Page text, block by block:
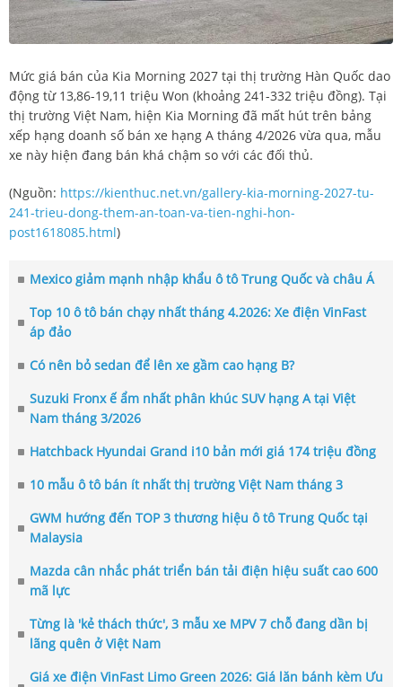
Mức giá bán của Kia Morning 2027 tại thị trường Hàn Quốc dao
động từ 13,86-19,11 triệu Won (khoảng 241-332 triệu đồng). Tại
thị trường Việt Nam, hiện Kia Morning đã mất hút trên bảng
xếp hạng doanh số bán xe hạng A tháng 4/2026 vừa qua, mẫu
xe này hiện đang bán khá chậm so với các đối thủ.
(Nguồn: https://kienthuc.net.vn/gallery-kia-morning-2027-tu-
241-trieu-dong-them-an-toan-va-tien-nghi-hon-
post1618085.html)
Mexico giảm mạnh nhập khẩu ô tô Trung Quốc và châu Á
Top 10 ô tô bán chạy nhất tháng 4.2026: Xe điện VinFast
áp đảo
Có nên bỏ sedan để lên xe gầm cao hạng B?
Suzuki Fronx ế ẩm nhất phân khúc SUV hạng A tại Việt
Nam tháng 3/2026
Hatchback Hyundai Grand i10 bản mới giá 174 triệu đồng
10 mẫu ô tô bán ít nhất thị trường Việt Nam tháng 3
GWM hướng đến TOP 3 thương hiệu ô tô Trung Quốc tại
Malaysia
Mazda cân nhắc phát triển bán tải điện hiệu suất cao 600
mã lực
Từng là 'kẻ thách thức', 3 mẫu xe MPV 7 chỗ đang dần bị
lãng quên ở Việt Nam
Giá xe điện VinFast Limo Green 2026: Giá lăn bánh kèm Ưu